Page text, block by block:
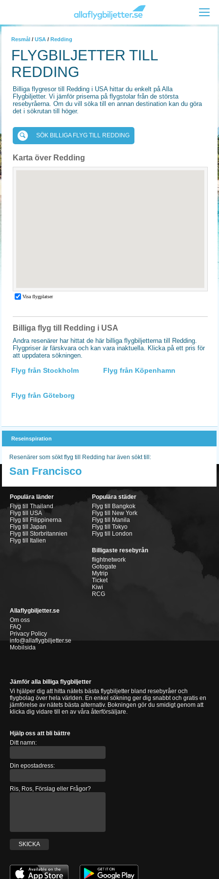
Resmål / USA / Redding
FLYGBILJETTER TILL
REDDING
Billiga flygresor till Redding i USA hittar du enkelt på Alla
Flygbiljetter. Vi jämför priserna på flygstolar från de största
resebyråerna. Om du vill söka till en annan destination kan du göra
det i sökrutan till höger.
SÖK BILLIGA FLYG TILL REDDING
Karta över Redding
Billiga flyg till Redding i USA
Andra resenärer har hittat de här billiga flygbiljetterna till Redding.
Flygpriser är färskvara och kan vara inaktuella. Klicka på ett pris för
att uppdatera sökningen.
Flyg från Stockholm Flyg från Köpenhamn
Flyg från Göteborg
Reseinspiration
Resenärer som sökt flyg till Redding har även sökt till:
San Francisco
Populära länder
Flyg till Thailand
Flyg till USA
Flyg till Filippinerna
Flyg till Japan
Flyg till Storbritannien
Flyg till Italien
Populära städer
Flyg till Bangkok
Flyg till New York
Flyg till Manila
Flyg till Tokyo
Flyg till London
Billigaste resebyrån
flightnetwork
Gotogate
Mytrip
Ticket
Kiwi
RCG
Allaflygbiljetter.se
Om oss
FAQ
Privacy Policy
info@allaflygbiljetter.se
Mobilsida
Jämför alla billiga flygbiljetter
Vi hjälper dig att hitta nätets bästa flygbiljetter bland resebyråer och
flygbolag över hela världen. En enkel sökning ger dig snabbt och gratis en
jämförelse av nätets bästa alternativ. Bokningen gör du smidigt genom att
klicka dig vidare till en av våra återförsäljare.
Hjälp oss att bli bättre
Ditt namn:
Din epostadress:
Ris, Ros, Förslag eller Frågor?
SKICKA